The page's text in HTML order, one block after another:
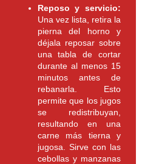
Reposo y servicio:
Una vez lista, retira la
pierna del horno y
déjala reposar sobre
una tabla de cortar
durante al menos 15
minutos antes de
rebanarla. Esto
permite que los jugos
se redistribuyan,
resultando en una
carne más tierna y
jugosa. Sirve con las
cebollas y manzanas